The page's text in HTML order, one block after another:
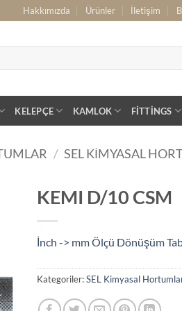
Hakkımızda Ürünler İletişim
KELEPÇE KAMLOK FITTINGS
/ SEL KIMYASAL
KEMI D/10 CSM
İnch -> mm Ölçü Dönüşüm
Kategoriler:SEL Kimyasal